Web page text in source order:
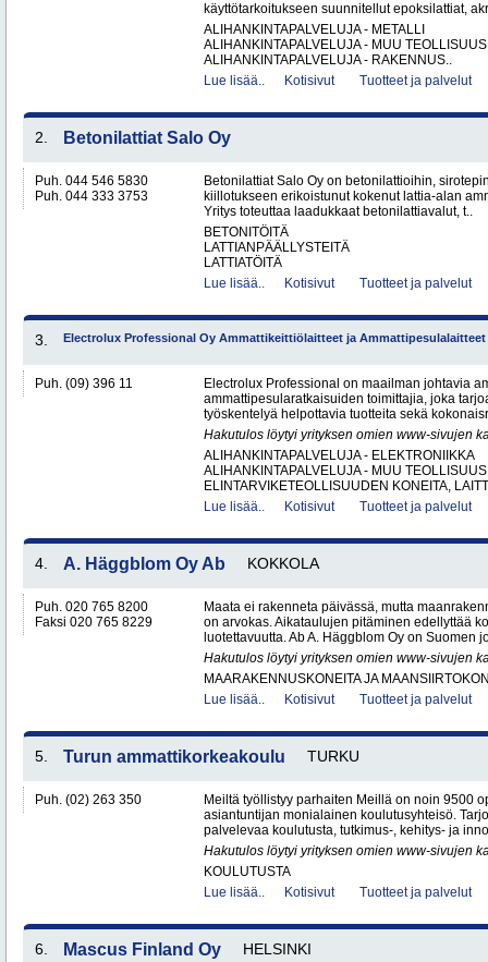
käyttötarkoitukseen suunnitellut epoksilattiat,
ALIHANKINTAPALVELUJA - METALLI
ALIHANKINTAPALVELUJA - MUU TEOLLISUUS
ALIHANKINTAPALVELUJA - RAKENNUS..
Lue lisää..
Kotisivut Tuotteet ja palvelut
2. Betonilattiat Salo Oy
Puh. 044 546 5830
Puh. 044 333 3753
Betonilattiat Salo Oy on betonilattioihin,
kiillotukseen erikoistunut kokenut lattia-alan
Yritys toteuttaa laadukkaat betonilattiavalut, t..
BETONITÖITÄ
LATTIANPÄÄLLYSTEITÄ
LATTIATÖITÄ
Lue lisää..
Kotisivut Tuotteet ja palvelut
3. Electrolux Professional Oy Ammattikeittiölaitteet ja Ammattipesulalaitteet
Puh. (09) 396 11
Electrolux Professional on maailman johtavia
ammattipesularatkaisuiden toimittajia, joka
työskentelyä helpottavia tuotteita sekä
Hakutulos löytyi yrityksen omien www-sivujen
ALIHANKINTAPALVELUJA - ELEKTRONIIKKA
ALIHANKINTAPALVELUJA - MUU TEOLLISUUS
ELINTARVIKETEOLLISUUDEN KONEITA,
Lue lisää..
Kotisivut Tuotteet ja palvelut
4. A. Häggblom Oy Ab KOKKOLA
Puh. 020 765 8200
Faksi 020 765 8229
Maata ei rakenneta päivässä, mutta
on arvokas. Aikataulujen pitäminen edellyttää
luotettavuutta. Ab A. Häggblom Oy on Suomen
Hakutulos löytyi yrityksen omien www-sivujen
MAARAKENNUSKONEITA JA
Lue lisää..
Kotisivut Tuotteet ja palvelut
5. Turun ammattikorkeakoulu TURKU
Puh. (02) 263 350
Meiltä työllistyy parhaiten Meillä on noin 9500
asiantuntijan monialainen koulutusyhteisö.
palvelevaa koulutusta, tutkimus-, kehitys- ja
Hakutulos löytyi yrityksen omien www-sivujen
KOULUTUSTA
Lue lisää..
Kotisivut Tuotteet ja palvelut
6. Mascus Finland Oy HELSINKI